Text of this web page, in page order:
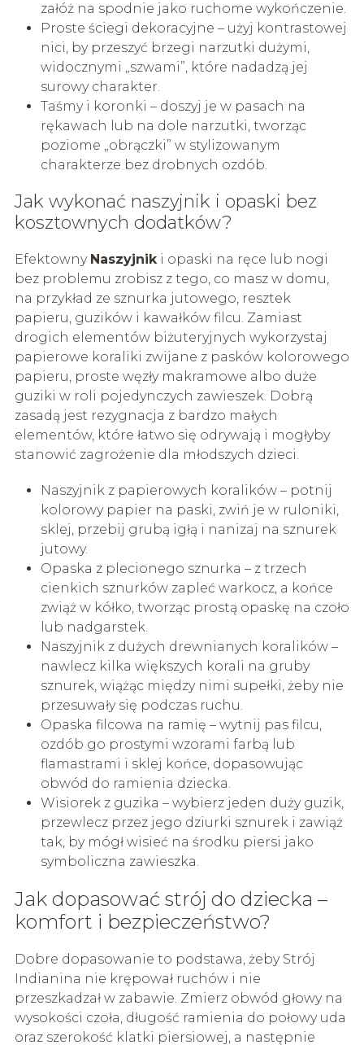
załóż na spodnie jako ruchome wykończenie.
Proste ściegi dekoracyjne – użyj kontrastowej
nici, by przeszyć brzegi narzutki dużymi,
widocznymi „szwami”, które nadadzą jej
surowy charakter.
Taśmy i koronki – doszyj je w pasach na
rękawach lub na dole narzutki, tworząc
poziome „obrączki” w stylizowanym
charakterze bez drobnych ozdób.
Jak wykonać naszyjnik i opaski bez
kosztownych dodatków?
Efektowny Naszyjniki opaski na ręce lub nogi
bez problemu zrobisz z tego, co masz w domu,
na przykład ze sznurka jutowego, resztek
papieru, guzików i kawałków filcu. Zamiast
drogich elementów biżuteryjnych wykorzystaj
papierowe koraliki zwijane z pasków kolorowego
papieru, proste węzły makramowe albo duże
guziki w roli pojedynczych zawieszek. Dobrą
zasadą jest rezygnacja z bardzo małych
elementów, które łatwo się odrywają i mogłyby
stanowić zagrożenie dla młodszych dzieci.
Naszyjnik z papierowych koralików – potnij
kolorowy papier na paski, zwiń je w ruloniki,
sklej, przebij grubą igłą i nanizaj na sznurek
jutowy.
Opaska z plecionego sznurka – z trzech
cienkich sznurków zapleć warkocz, a końce
zwiąż w kółko, tworząc prostą opaskę na czoło
lub nadgarstek.
Naszyjnik z dużych drewnianych koralików –
nawlecz kilka większych korali na gruby
sznurek, wiążąc między nimi supełki, żeby nie
przesuwały się podczas ruchu.
Opaska filcowa na ramię – wytnij pas filcu,
ozdób go prostymi wzorami farbą lub
flamastrami i sklej końce, dopasowując
obwód do ramienia dziecka.
Wisiorek z guzika – wybierz jeden duży guzik,
przewlecz przez jego dziurki sznurek i zawiąż
tak, by mógł wisieć na środku piersi jako
symboliczna zawieszka.
Jak dopasować strój do dziecka –
komfort i bezpieczeństwo?
Dobre dopasowanie to podstawa, żeby Strój
Indianina nie krępował ruchów i nie
przeszkadzał w zabawie. Zmierz obwód głowy na
wysokości czoła, długość ramienia do połowy uda
oraz szerokość klatki piersiowej, a następnie